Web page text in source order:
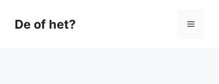
De of het?